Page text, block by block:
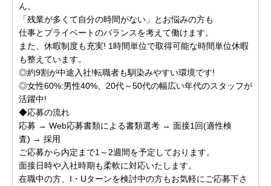
ん。
「残業が多くて自分の時間がない」とお悩みの方も
仕事とプライベートのバランスを考えて働けます。
また、休暇制度も充実! 1時間単位で取得可能な時間単位休暇
も整えています。
◎約9割が中途入社!転職者も馴染みやすい環境です!
◎女性60%:男性40%、20代～50代の幅広い年代のスタッフが
活躍中!
◆応募の流れ
応募 → Web応募書類による書類選考 → 面接1回(適性検
査) → 採用
ご応募から内定まで1～2週間を予定しております。
面接日時や入社時期も柔軟に対応いたします。
在職中の方、I・Uターンを検討中の方もお気軽にご応募下さ